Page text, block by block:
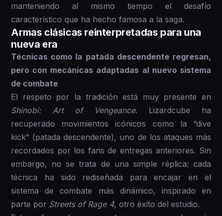
manteniendo al mismo tiempo el desafío
característico que ha hecho famosa a la saga.
Armas clásicas reinterpretadas para una
nueva era
Técnicas como la patada descendente regresan,
pero con mecánicas adaptadas al nuevo sistema
de combate
El respeto por la tradición está muy presente en
Shinobi: Art of Vengeance. Lizardcube ha
recuperado movimientos icónicos como la “dive
kick” (patada descendente), uno de los ataques más
recordados por los fans de entregas anteriores. Sin
embargo, no se trata de una simple réplica: cada
técnica ha sido rediseñada para encajar en el
sistema de combate más dinámico, inspirado en
parte por Streets of Rage 4, otro éxito del estudio.